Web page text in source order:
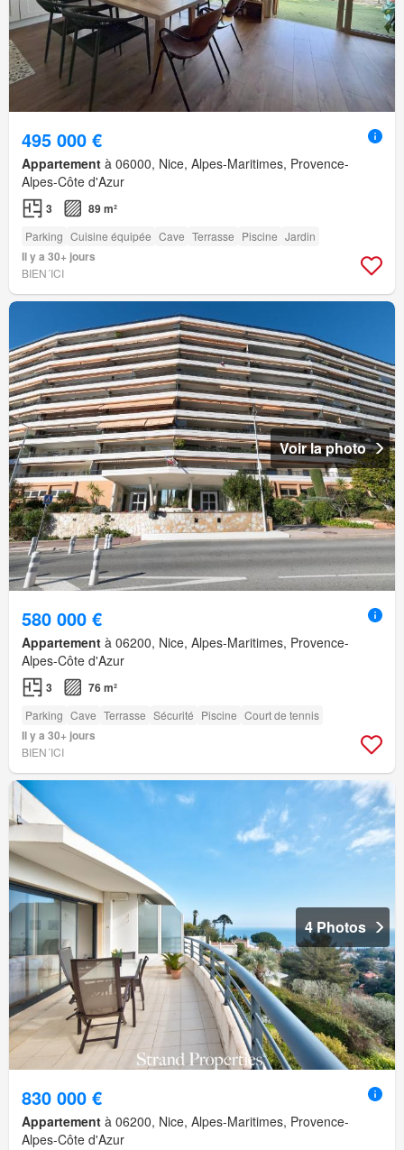
495 000 €
Appartement à 06000, Nice, Alpes-Maritimes, Provence-
Alpes-Côte d'Azur
3 89 m²
Parking Cuisine équipée Cave Terrasse Piscine Jardin
Il y a 30+ jours
BIEN´ICI
Voir la photo
580 000 €
Appartement à 06200, Nice, Alpes-Maritimes, Provence-
Alpes-Côte d'Azur
3 76 m²
Parking Cave Terrasse Sécurité Piscine Court de tennis
Il y a 30+ jours
BIEN´ICI
4 Photos
830 000 €
Appartement à 06200, Nice, Alpes-Maritimes, Provence-
Alpes-Côte d'Azur